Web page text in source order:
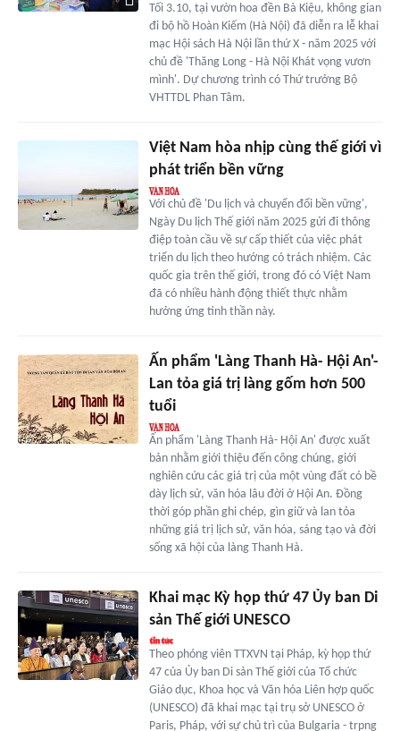
Tối 3.10, tại vườn hoa đền Bà Kiệu, không gian
đi bộ hồ Hoàn Kiếm (Hà Nội) đã diễn ra lễ khai
mạc Hội sách Hà Nội lần thứ X - năm 2025 với
chủ đề 'Thăng Long - Hà Nội Khát vọng vươn
mình'. Dự chương trình có Thứ trưởng Bộ
VHTTDL Phan Tâm.
Việt Nam hòa nhịp cùng thế giới vì
phát triển bền vững
Với chủ đề 'Du lịch và chuyển đổi bền vững',
Ngày Du lịch Thế giới năm 2025 gửi đi thông
điệp toàn cầu về sự cấp thiết của việc phát
triển du lịch theo hướng có trách nhiệm. Các
quốc gia trên thế giới, trong đó có Việt Nam
đã có nhiều hành động thiết thực nhằm
hưởng ứng tinh thần này.
Ấn phẩm 'Làng Thanh Hà- Hội An'-
Lan tỏa giá trị làng gốm hơn 500
tuổi
Ấn phẩm 'Làng Thanh Hà- Hội An' được xuất
bản nhằm giới thiệu đến công chúng, giới
nghiên cứu các giá trị của một vùng đất có bề
dày lịch sử, văn hóa lâu đời ở Hội An. Đồng
thời góp phần ghi chép, gìn giữ và lan tỏa
những giá trị lịch sử, văn hóa, sáng tạo và đời
sống xã hội của làng Thanh Hà.
Khai mạc Kỳ họp thứ 47 Ủy ban Di
sản Thế giới UNESCO
Theo phóng viên TTXVN tại Pháp, kỳ họp thứ
47 của Ủy ban Di sản Thế giới của Tổ chức
Giáo dục, Khoa học và Văn hóa Liên hợp quốc
(UNESCO) đã khai mạc tại trụ sở UNESCO ở
Paris, Pháp, với sự chủ trì của Bulgaria - trpng